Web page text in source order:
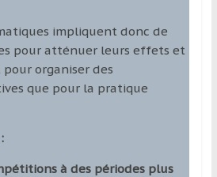
impliquent donc de
pour atténuer leurs effets et
organiser des
que pour la pratique
à des périodes plus